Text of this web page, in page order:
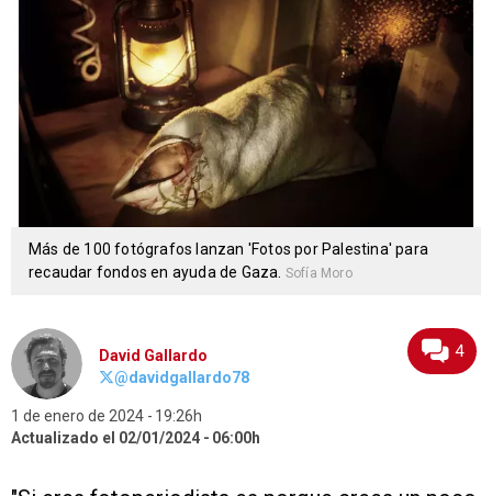
Más de 100 fotógrafos lanzan 'Fotos por Palestina' para
recaudar fondos en ayuda de Gaza. Sofía Moro
David Gallardo
@davidgallardo78
1 de enero de 2024
19:26h
Actualizado el 02/01/2024
06:00h
4